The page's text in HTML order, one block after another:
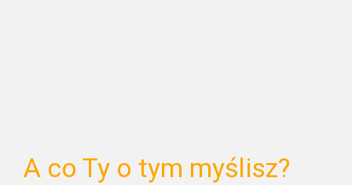
A co Ty o tym myślisz?